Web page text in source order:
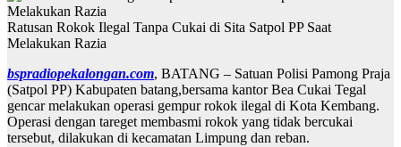
Ratusan Rokok Ilegal Tanpa Cukai di Sita Satpol PP Saat
Melakukan Razia
bspradiopekalongan.com, BATANG – Satuan Polisi Pamong Praja
(Satpol PP) Kabupaten batang,bersama kantor Bea Cukai Tegal
gencar melakukan operasi gempur rokok ilegal di Kota Kembang.
Operasi dengan tareget membasmi rokok yang tidak bercukai
tersebut, dilakukan di kecamatan Limpung dan reban.